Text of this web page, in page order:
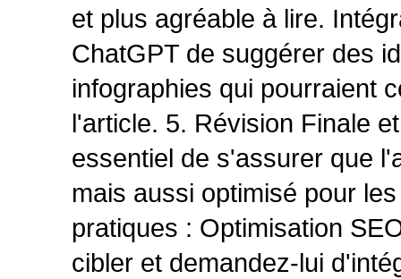
et plus agréable à lire.
ChatGPT de suggérer des
infographies qui pourraient
l'article. 5. Révision Finale
essentiel de s'assurer que
mais aussi optimisé pour
pratiques : Optimisation
cibler et demandez-lui